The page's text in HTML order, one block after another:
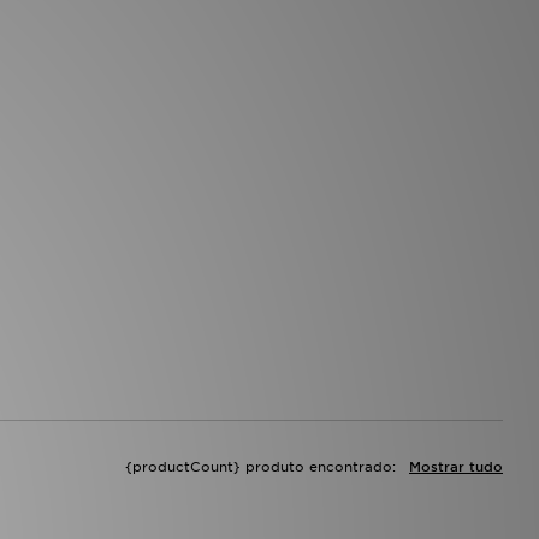
Mostrar tudo
{productCount} produto encontrado: